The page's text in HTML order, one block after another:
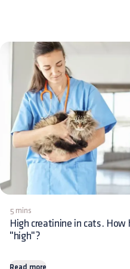
5 mins
High creatinine in cats. How
"high"?
Read more